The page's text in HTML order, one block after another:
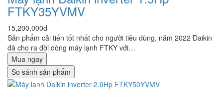
FTKY35YVMV
15,200,000đ
Sản phẩm cải tiến tốt nhất cho người tiêu dùng, năm 2022 Daikin
đã cho ra đời dòng máy lạnh FTKY với…
Mua ngay
So sánh sản phẩm